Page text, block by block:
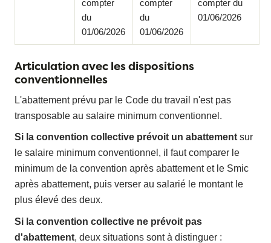
compter
du
01/06/2026
compter
du
01/06/2026
compter du
01/06/2026
Articulation avec les dispositions
conventionnelles
L'abattement prévu par le Code du travail n'est pas
transposable au salaire minimum conventionnel.
Si la convention collective prévoit un abattement sur
le salaire minimum conventionnel, il faut comparer le
minimum de la convention après abattement et le Smic
après abattement, puis verser au salarié le montant le
plus élevé des deux.
Si la convention collective ne prévoit pas
d'abattement, deux situations sont à distinguer :